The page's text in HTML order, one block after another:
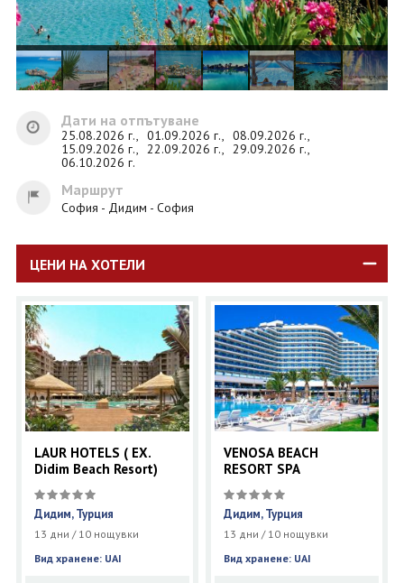
Дати на отпътуване
25.08.2026 г., 01.09.2026 г., 08.09.2026 г.,
15.09.2026 г., 22.09.2026 г., 29.09.2026 г.,
06.10.2026 г.
Маршрут
София - Дидим - София
ЦЕНИ НА ХОТЕЛИ
LAUR HOTELS ( EX.
Didim Beach Resort)
Дидим, Турция
13 дни / 10 нощувки
Вид хранене: UAI
VENOSA BEACH
RESORT SPA
Дидим, Турция
13 дни / 10 нощувки
Вид хранене: UAI